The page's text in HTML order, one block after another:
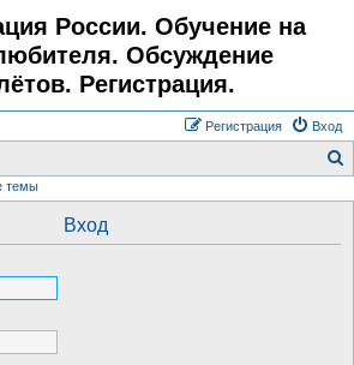
России. Обучение на
Обсуждение
Регистрация.
Вход
Регистрация
темы
Вход